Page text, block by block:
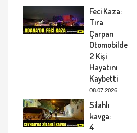
Feci Kaza:
Tıra
Çarpan
Otomobilde
2 Kişi
Hayatını
Kaybetti
08.07.2026
Silahlı
kavga:
4